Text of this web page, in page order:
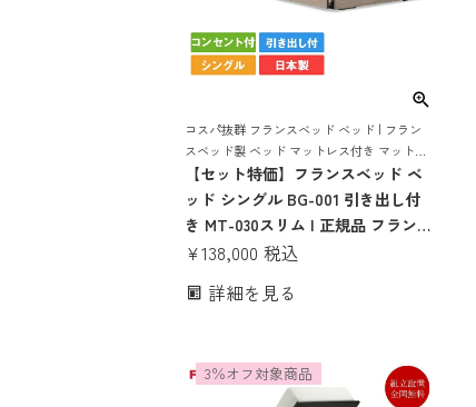
コスパ抜群 フランスベッド ベッド | フラン
スベッド製 ベッド マットレス付き マットレ
スセット ベッドセット ベット コンセント お
しゃれ コンパクト すのこ 収納 収納付き
【セット特価】フランスベッド ベ
ッド シングル BG-001 引き出し付
き MT-030スリム | 正規品 フランス
ベッド製 シングルベッド マットレ
ット マットレス付 コンセント 収納
¥138,000 税込
詳細を見る
3％オフ対象商品